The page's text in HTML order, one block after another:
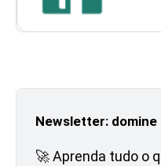
Newsletter:
🚀 Aprenda tudo o